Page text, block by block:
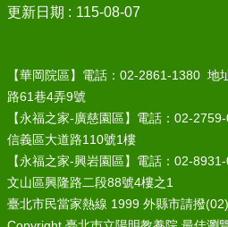
更新日期
115-08-07
【華岡院區】電話：02-2861-1380 地
路61巷4弄9號
【永福之家-廣慈園區】電話：02-
信義區大道路110號1樓
【永福之家-興岩園區】電話：02-
文山區興隆路二段88號4樓之1
臺北市民當家熱線 1999 外縣市請撥